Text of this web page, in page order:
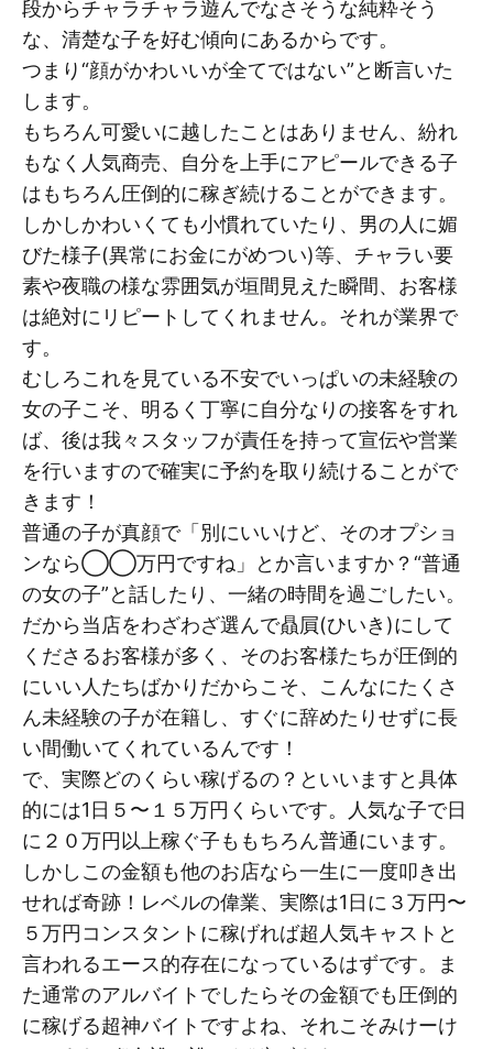
段からチャラチャラ遊んでなさそうな純粋そう
な、清楚な子を好む傾向にあるからです。
つまり“顔がかわいいが全てではない”と断言いた
します。
もちろん可愛いに越したことはありません、紛れ
もなく人気商売、自分を上手にアピールできる子
はもちろん圧倒的に稼ぎ続けることができます。
しかしかわいくても小慣れていたり、男の人に媚
びた様子(異常にお金にがめつい)等、チャラい要
素や夜職の様な雰囲気が垣間見えた瞬間、お客様
は絶対にリピートしてくれません。それが業界で
す。
むしろこれを見ている不安でいっぱいの未経験の
女の子こそ、明るく丁寧に自分なりの接客をすれ
ば、後は我々スタッフが責任を持って宣伝や営業
を行いますので確実に予約を取り続けることがで
きます！
普通の子が真顔で「別にいいけど、そのオプショ
ンなら◯◯万円ですね」とか言いますか？“普通
の女の子”と話したり、一緒の時間を過ごしたい。
だから当店をわざわざ選んで贔屓(ひいき)にして
くださるお客様が多く、そのお客様たちが圧倒的
にいい人たちばかりだからこそ、こんなにたくさ
ん未経験の子が在籍し、すぐに辞めたりせずに長
い間働いてくれているんです！
で、実際どのくらい稼げるの？といいますと具体
的には1日５〜１５万円くらいです。人気な子で日
に２０万円以上稼ぐ子ももちろん普通にいます。
しかしこの金額も他のお店なら一生に一度叩き出
せれば奇跡！レベルの偉業、実際は1日に３万円〜
５万円コンスタントに稼げれば超人気キャストと
言われるエース的存在になっているはずです。ま
た通常のアルバイトでしたらその金額でも圧倒的
に稼げる超神バイトですよね、それこそみけーけ